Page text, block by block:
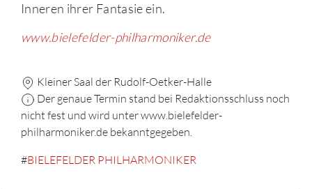
Inneren ihrer Fantasie ein.
www.bielefelder-philharmoniker.de
Kleiner Saal der Rudolf-Oetker-Halle
Der genaue Termin stand bei Redaktionsschluss noch
nicht fest und wird unter www.bielefelder-
philharmoniker.de bekanntgegeben.
#BIELEFELDER PHILHARMONIKER